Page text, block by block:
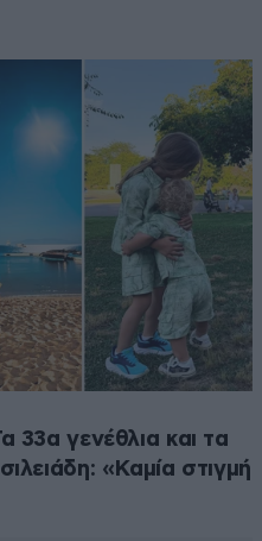
33α γενέθλια και τα
«Καμία στιγμή